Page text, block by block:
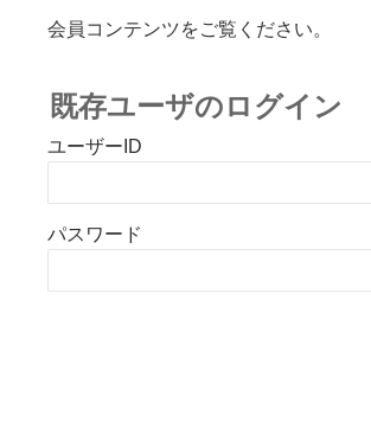
会員コンテンツをご覧ください。
既存ユーザのログイン
ユーザーID
パスワード